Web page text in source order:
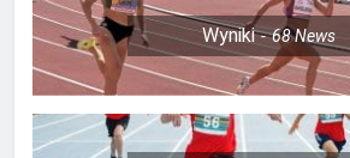
Wyniki 68News